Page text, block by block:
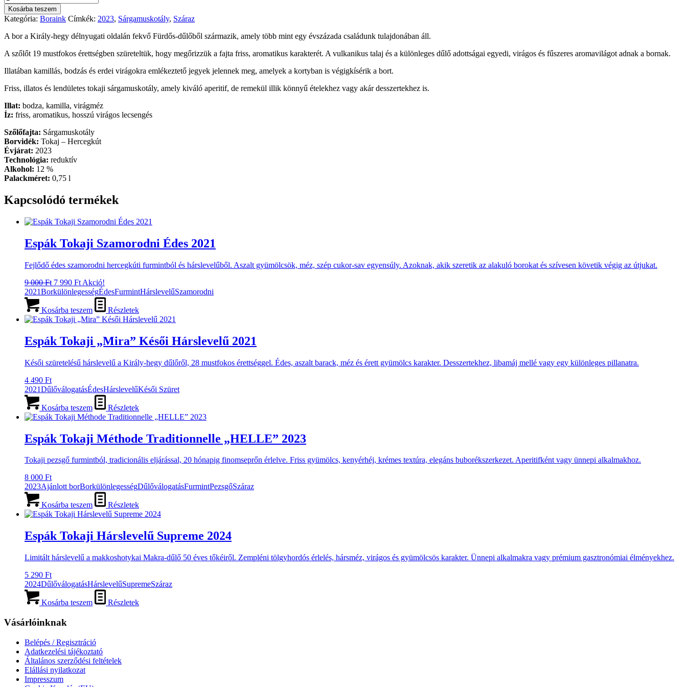
Tokaji
Sárgamuskotály
2023
mennyiség
Kosárba teszem
Kategória: Boraink Címkék: 2023, Sárgamuskotály, Száraz
A bor a Király-hegy délnyugati oldalán fekvő Fürdős-dűlőből származik, amely több mint egy évszázada családunk tulajdonában áll.
A szőlőt 19 mustfokos érettségben szüreteltük, hogy megőrizzük a fajta friss, aromatikus karakterét. A vulkanikus talaj és a különleges dűlő adottságai egyedi, virágos és fűszeres aromavilágot adnak a bornak.
Illatában kamillás, bodzás és erdei virágokra emlékeztető jegyek jelennek meg, amelyek a kortyban is végigkísérik a bort.
Friss, illatos és lendületes tokaji sárgamuskotály, amely kiváló aperitif, de remekül illik könnyű ételekhez vagy akár desszertekhez is.
Illat: bodza, kamilla, virágméz
Íz: friss, aromatikus, hosszú virágos lecsengés
Szőlőfajta: Sárgamuskotály
Borvidék: Tokaj – Hercegkút
Évjárat: 2023
Technológia: reduktív
Alkohol: 12 %
Palackméret: 0,75 l
Kapcsolódó termékek
Espák Tokaji Szamorodni Édes 2021
Fejlődő édes szamorodni hercegkúti furmintból és hárslevelűből. Aszalt gyümölcsök, méz, szép cukor-sav egyensúly. Azoknak, akik szeretik az alakuló borokat és szívesen követik végig az útjukat.
9 000Ft Original
price
9
000 Ft.
7 990 FtCurrent
price
7
990 Ft.
Akció!
2021BorkülönlegességÉdesFurmintHárslevelűSzamorodni
Kosárba teszem Részletek
Espák Tokaji „Mira” Késői Hárslevelű 2021
Késői szüretelésű hárslevelű a Király-hegy dűlőről, 28 mustfokos érettséggel. Édes, aszalt barack, méz és érett gyümölcs karakter. Desszertekhez, libamáj mellé vagy egy különleges pillanatra.
4 490 Ft
2021DűlőválogatásÉdesHárslevelűKésői Szüret
Kosárba teszem Részletek
Espák Tokaji Méthode Traditionnelle „HELLE” 2023
Tokaji pezsgő furmintból, tradicionális eljárással, 20 hónapig finomseprőn érlelve. Friss gyümölcs, kenyérhéj, krémes textúra, elegáns buborékszerkezet. Aperitifként vagy ünnepi alkalmakhoz.
8 000 Ft
2023Ajánlott borBorkülönlegességDűlőválogatásFurmintPezsgőSzáraz
Kosárba teszem Részletek
Espák Tokaji Hárslevelű Supreme 2024
Limitált hárslevelű a makkoshotykai Makra-dűlő 50 éves tőkéiről. Zempléni tölgyhordós érlelés, hársméz, virágos és gyümölcsös karakter. Ünnepi alkalmakra vagy prémium gasztronómiai élményekhez.
5 290 Ft
2024DűlőválogatásHárslevelűSupremeSzáraz
Kosárba teszem Részletek
Vásárlóinknak
Belépés / Regisztráció
Adatkezelési tájékoztató
Általános szerződési feltételek
Elállási nyilatkozat
Impresszum